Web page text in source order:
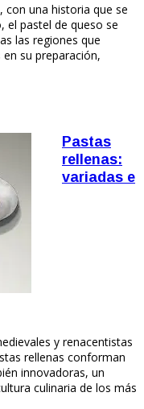
con una historia que se
el pastel de queso se
las regiones que
su preparación,
Pastas
rellenas:
variadas e
y renacentistas
rellenas conforman
innovadoras, un
culinaria de los más